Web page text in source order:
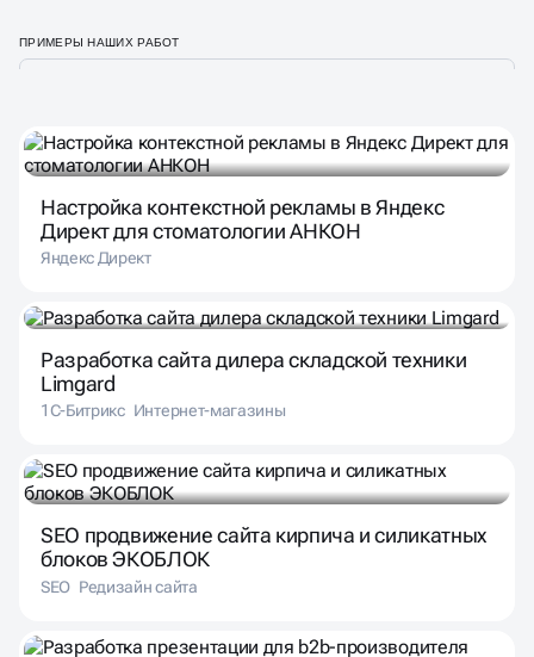
ПРИМЕРЫ НАШИХ РАБОТ
Настройка контекстной рекламы в Яндекс
Директ для стоматологии АНКОН
Яндекс Директ
Разработка сайта дилера складской техники
Limgard
1С-Битрикс Интернет-магазины
SEO продвижение сайта кирпича и силикатных
блоков ЭКОБЛОК
SEO Редизайн сайта